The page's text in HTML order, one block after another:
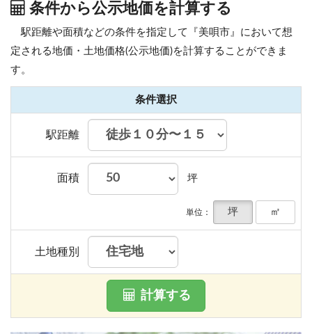
条件から公示地価を計算する
駅距離や面積などの条件を指定して『美唄市』において想
定される地価・土地価格(公示地価)を計算することができま
す。
条件選択
駅距離
面積 坪
単位： 坪 ㎡
土地種別
計算する